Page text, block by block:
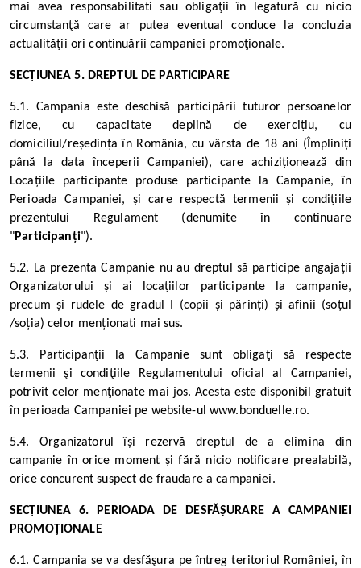
mai avea responsabilitati sau obligaţii în legatură cu nicio
circumstanţă care ar putea eventual conduce la concluzia
actualităţii ori continuării campaniei promoţionale.
SECȚIUNEA 5. DREPTUL DE PARTICIPARE
5.1. Campania este deschisă participării tuturor persoanelor
fizice, cu capacitate deplină de exercițiu, cu
domiciliul/reședința în România, cu vârsta de 18 ani (Împliniți
până la data începerii Campaniei), care achiziționează din
Locațiile participante produse participante la Campanie, în
Perioada Campaniei, și care respectă termenii și condițiile
prezentului Regulament (denumite în continuare
"Participanți").
5.2. La prezenta Campanie nu au dreptul să participe angajații
Organizatorului și ai locațiilor participante la campanie,
precum și rudele de gradul I (copii și părinți) și afinii (soțul
/soția) celor menționati mai sus.
5.3. Participanţii la Campanie sunt obligaţi să respecte
termenii şi condiţiile Regulamentului oficial al Campaniei,
potrivit celor menţionate mai jos. Acesta este disponibil gratuit
în perioada Campaniei pe website-ulwww.bonduelle.ro.
5.4. Organizatorul își rezervă dreptul de a elimina din
campanie în orice moment și fără nicio notificare prealabilă,
orice concurent suspect de fraudare a campaniei.
SECȚIUNEA 6. PERIOADA DE DESFĂȘURARE A CAMPANIEI
PROMOȚIONALE
6.1. Campania se va desfăşura pe întreg teritoriul României, în